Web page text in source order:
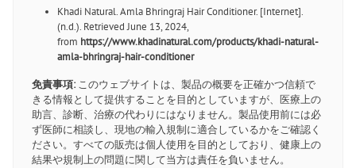
Khadi Natural. Amla Bhringraj Hair Conditioner. [Internet].
(n.d.). Retrieved June 13, 2024,
from https://www.khadinatural.com/products/khadi-natural-
amla-bhringraj-hair-conditioner
免責事項: このウェブサイトは、製品の概要を正確かつ信頼で
きる情報として提供することを目的としていますが、医療上の
助言、診断、治療の代わりにはなりません。製品使用前には必
ず医師に相談し、現地の輸入規制に適合しているかをご確認く
ださい。すべての販売は個人使用を目的としており、健康上の
結果や規制上の問題に関して当方は責任を負いません。